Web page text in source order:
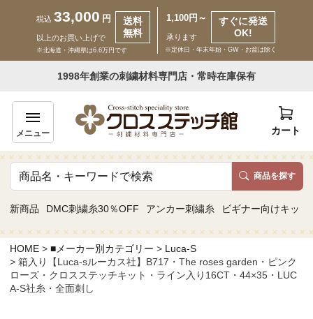
税込 33,000 円
以上のお買い上げで
送料
無料
※北海道・沖縄県は6.6万円です
1,100円～
承ります
すぐに発送
OK!
※定休日・年末年始・GW・お盆は除く
1998年創業の刺繍材料専門店・常時在庫保有
メニュー カート
商品を探す
新商品 DMC刺繍糸30％OFF アンカー刺繍糸 ビギナー向けキット
いらっしゃいませ ゲスト 様
商品一覧
カテゴリーから探す
取り扱いブランドから探す
HOME ■メーカー別カテゴリー
Luca-S
箱入り【Luca-sルーカス社】B717・The roses garden・ピンク
ローズ・クロスステッチキット・ライン入り16CT・44×35・LUC
A-S社糸・全面刺し